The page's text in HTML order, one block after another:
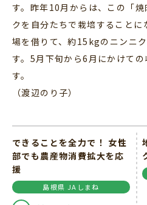
す。昨年10月からは、この「
クを自分たちで栽培すること
場を借りて、約15kgのニンニ
す。5月下旬から6月にかけて
す。
（渡辺のり子）
できることを全力で！ 女性
部でも農産物消費拡大を応
援
島根県 JAしまね